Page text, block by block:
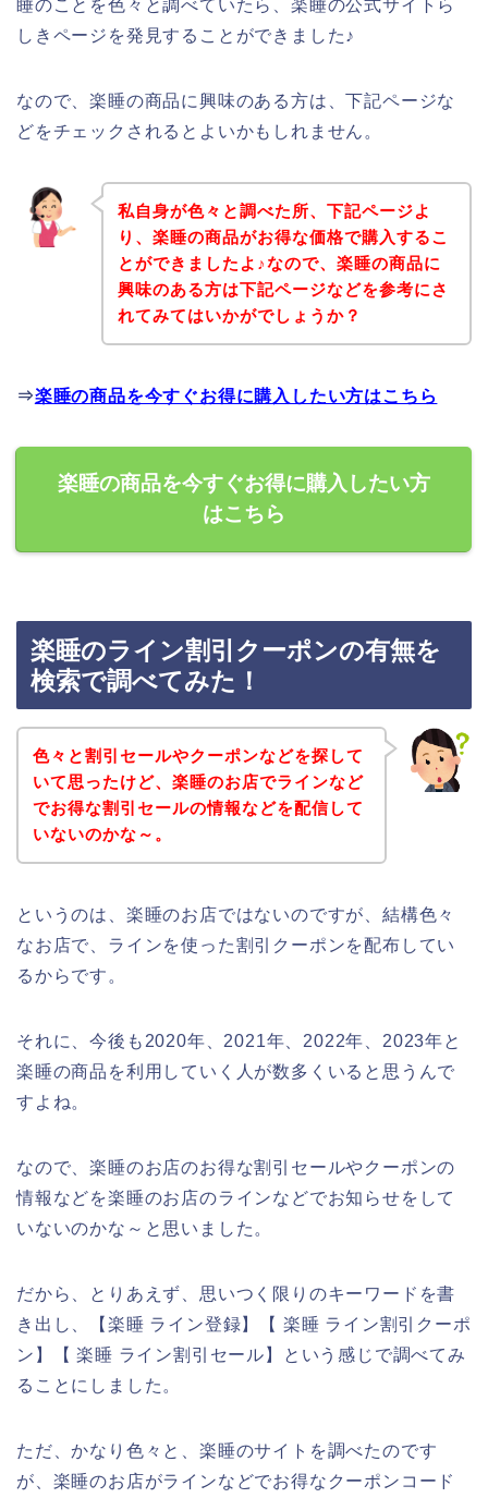
睡のことを色々と調べていたら、楽睡の公式サイトら
しきページを発見することができました♪
なので、楽睡の商品に興味のある方は、下記ページな
どをチェックされるとよいかもしれません。
私自身が色々と調べた所、下記ページよ
り、楽睡の商品がお得な価格で購入するこ
とができましたよ♪なので、楽睡の商品に
興味のある方は下記ページなどを参考にさ
れてみてはいかがでしょうか？
⇒楽睡の商品を今すぐお得に購入したい方はこちら
楽睡の商品を今すぐお得に購入したい方
はこちら
楽睡のライン割引クーポンの有無を
検索で調べてみた！
色々と割引セールやクーポンなどを探して
いて思ったけど、楽睡のお店でラインなど
でお得な割引セールの情報などを配信して
いないのかな～。
というのは、楽睡のお店ではないのですが、結構色々
なお店で、ラインを使った割引クーポンを配布してい
るからです。
それに、今後も2020年、2021年、2022年、2023年と
楽睡の商品を利用していく人が数多くいると思うんで
すよね。
なので、楽睡のお店のお得な割引セールやクーポンの
情報などを楽睡のお店のラインなどでお知らせをして
いないのかな～と思いました。
だから、とりあえず、思いつく限りのキーワードを書
き出し、【楽睡 ライン登録】【 楽睡 ライン割引クーポ
ン】【 楽睡 ライン割引セール】という感じで調べてみ
ることにしました。
ただ、かなり色々と、楽睡のサイトを調べたのです
が、楽睡のお店がラインなどでお得なクーポンコード